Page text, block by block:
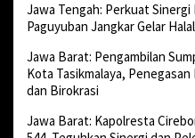
Jawa Tengah: Perkuat
Paguyuban Jangkar Gelar
Jawa Barat: Pengambilan
Kota Tasikmalaya,
dan Birokrasi
Jawa Barat: Kapolresta